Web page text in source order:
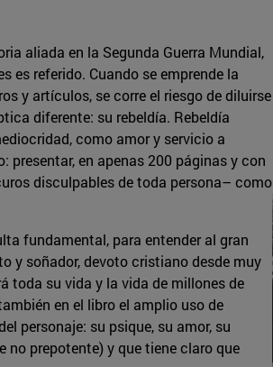
aliada en la Segunda Guerra Mundial,
es referido. Cuando se emprende la
y artículos, se corre el riesgo de diluirse
diferente: su rebeldía. Rebeldía
como amor y servicio a
presentar, en apenas 200 páginas y con
disculpables de toda persona– como
fundamental, para entender al gran
y soñador, devoto cristiano desde muy
toda su vida y la vida de millones de
en el libro el amplio uso de
personaje: su psique, su amor, su
no prepotente) y que tiene claro que